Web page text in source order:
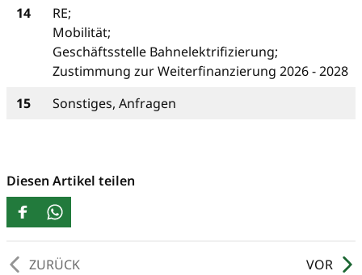
14
RE;
Mobilität;
Geschäftsstelle Bahnelektrifizierung;
Zustimmung zur Weiterfinanzierung 2026 - 2028
15
Sonstiges, Anfragen
Diesen Artikel teilen
VOR
ZURÜCK